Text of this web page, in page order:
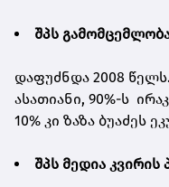
შპს
დაფუძნდა 2008
ასათიანი, 90%-ს
10% კი ზაზა ბუაძეს
შპს მედია